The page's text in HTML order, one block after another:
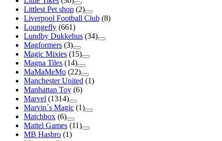
Littlest Pet shop (2)
Liverpool Football Club (8)
Loungefly (661)
Lundby Dukkehus (34)
Magformers (3)
Magic Mixies (15)
Magna Tiles (14)
MaMaMeMo (22)
Manchester United (1)
Manhattan Toy (6)
Marvel (1314)
Marvin´s Magic (1)
Matchbox (6)
Mattel Games (11)
MB Hasbro (1)